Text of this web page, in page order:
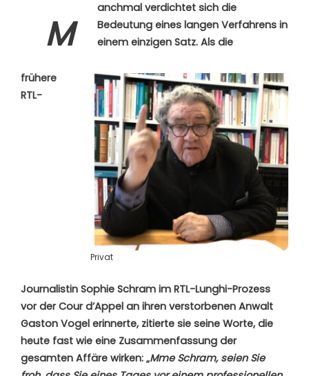
M
anchmal verdichtet sich die
Bedeutung eines langen Verfahrens in
einem einzigen Satz. Als die
Privat
frühere
RTL-
Journalistin Sophie Schram im RTL-Lunghi-Prozess
vor der Cour d’Appel an ihren verstorbenen Anwalt
Gaston Vogel erinnerte, zitierte sie seine Worte, die
heute fast wie eine Zusammenfassung der
gesamten Affäre wirken: „Mme Schram, seien Sie